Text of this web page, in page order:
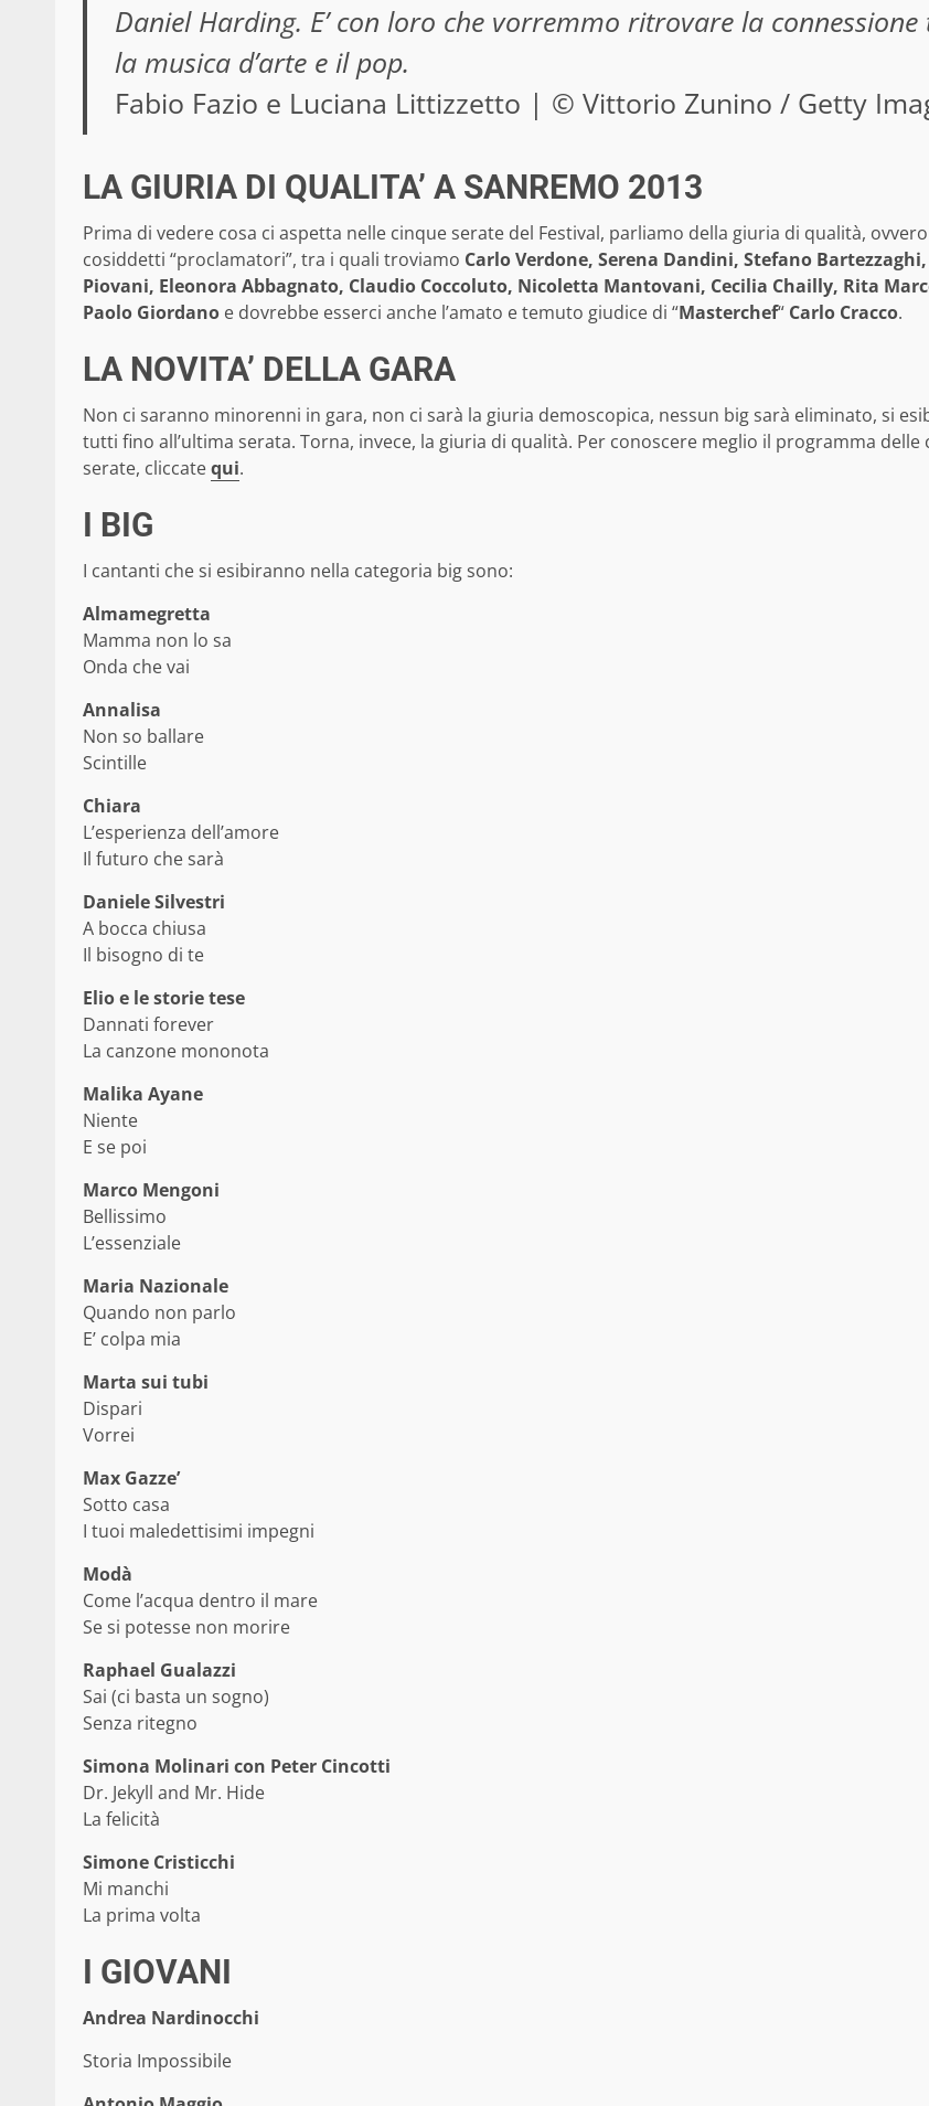
Daniel Harding. E’ con loro che vorremmo ritrovare la
la musica d’arte e il pop.
Fabio Fazio e Luciana Littizzetto | © Vittorio Zunino / Getty
LA GIURIA DI QUALITA’ A SANREMO 2013
Prima di vedere cosa ci aspetta nelle cinque serate del Festival, parliamo della giuria di qualità,
cosiddetti “proclamatori”, tra i quali troviamo Carlo Verdone, Serena Dandini, Stefano
Piovani, Eleonora Abbagnato, Claudio Coccoluto, Nicoletta Mantovani, Cecilia Chailly, Rita
Paolo Giordano e dovrebbe esserci anche l’amato e temuto giudice di “Masterchef“ Carlo Cracco.
LA NOVITA’ DELLA GARA
Non ci saranno minorenni in gara, non ci sarà la giuria demoscopica, nessun big sarà eliminato, si
tutti fino all’ultima serata. Torna, invece, la giuria di qualità. Per conoscere meglio il programma delle
serate, cliccatequi.
I BIG
I cantanti che si esibiranno nella categoria big sono:
Almamegretta
Mamma non lo sa
Onda che vai
Annalisa
Non so ballare
Scintille
Chiara
L’esperienza dell’amore
Il futuro che sarà
Daniele Silvestri
A bocca chiusa
Il bisogno di te
Elio e le storie tese
Dannati forever
La canzone mononota
Malika Ayane
Niente
E se poi
Marco Mengoni
Bellissimo
L’essenziale
Maria Nazionale
Quando non parlo
E’ colpa mia
Marta sui tubi
Dispari
Vorrei
Max Gazze’
Sotto casa
I tuoi maledettisimi impegni
Modà
Come l’acqua dentro il mare
Se si potesse non morire
Raphael Gualazzi
Sai (ci basta un sogno)
Senza ritegno
Simona Molinari con Peter Cincotti
Dr. Jekyll and Mr. Hide
La felicità
Simone Cristicchi
Mi manchi
La prima volta
I GIOVANI
Andrea Nardinocchi
Storia Impossibile